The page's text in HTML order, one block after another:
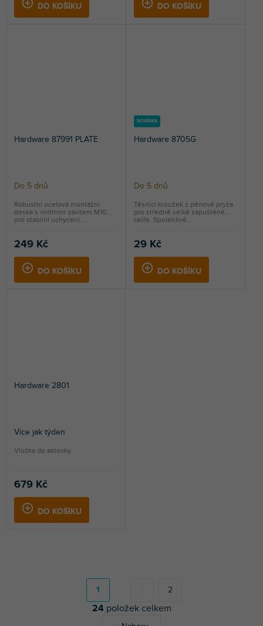
DO KOŠÍKU DO KOŠÍKU
Hardware 87991 PLATE
Do 5 dnů
249 Kč
DO KOŠÍKU
Robustní ocelová montážní
deska s vnitřním závitem M10
pro stabilní uchycení...
NOVINKA
Hardware 8705G
Do 5 dnů
29 Kč
DO KOŠÍKU
Těsnicí kroužek z pěnové pryže
pro středně velké zapuštěné
talíře. Spolehlivě...
Hardware 2801
Více jak týden
679 Kč
DO KOŠÍKU
Vložka do aktovky.
O
n
1 2
24 položek celkem